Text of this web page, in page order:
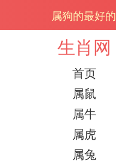
属狗的最好
生肖网
首页
属鼠
属牛
属虎
属兔